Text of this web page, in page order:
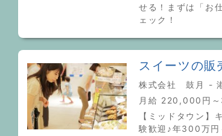
せる！まずは「お
ェック！
スイーツの販
株式会社 鼓月 -
月給 220,000円
【ミッドタウン】
験歓迎♪年300万円